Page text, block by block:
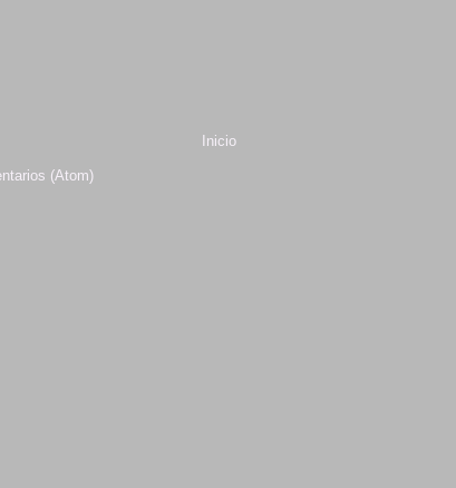
Inicio
(Atom)